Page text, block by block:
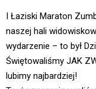
I Łaziski Maraton
naszej hali
wydarzenie – to był
Świętowaliśmy JAK
lubimy najbardziej!